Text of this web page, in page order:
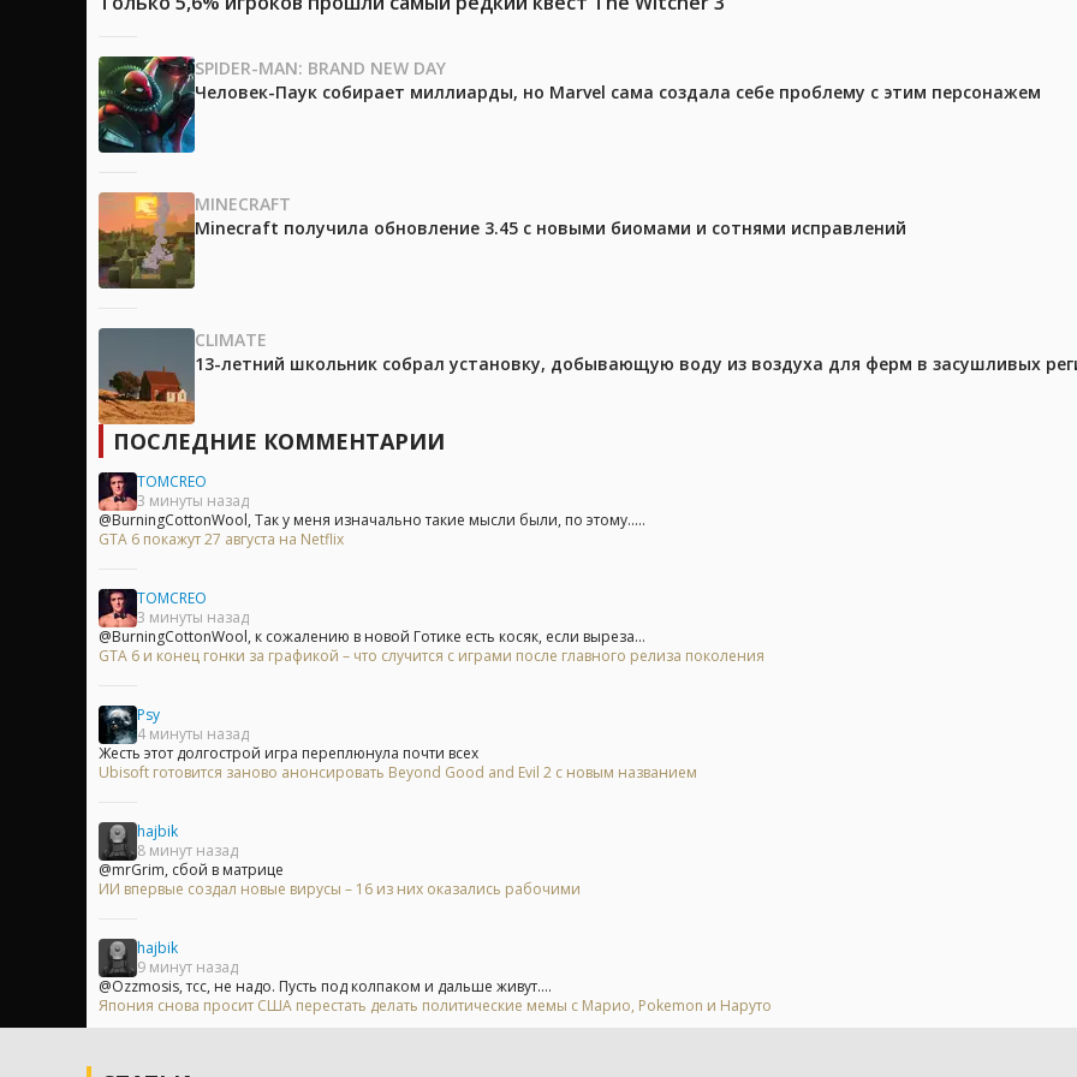
SPIDER-MAN: BRAND NEW DAY
Человек-Паук собирает миллиарды, но Marvel сама создала себе проблему с этим персонажем
MINECRAFT
Minecraft получила обновление 3.45 с новыми биомами и сотнями исправлений
CLIMATE
13-летний школьник собрал установку, добывающую воду из воздуха для ферм в засушливых
ПОСЛЕДНИЕ КОММЕНТАРИИ
TOMCREO
3 минуты назад
@BurningCottonWool, Так у меня изначально такие мысли были, по этому.....
GTA 6 покажут 27 августа на Netflix
TOMCREO
3 минуты назад
@BurningCottonWool, к сожалению в новой Готике есть косяк, если выреза...
GTA 6 и конец гонки за графикой – что случится с играми после главного релиза поколения
Psy
4 минуты назад
Жесть этот долгострой игра переплюнула почти всех
Ubisoft готовится заново анонсировать Beyond Good and Evil 2 с новым названием
hajbik
8 минут назад
@mrGrim, сбой в матрице
ИИ впервые создал новые вирусы – 16 из них оказались рабочими
hajbik
9 минут назад
@Ozzmosis, тсс, не надо. Пусть под колпаком и дальше живут....
Япония снова просит США перестать делать политические мемы с Марио, Pokemon и Наруто